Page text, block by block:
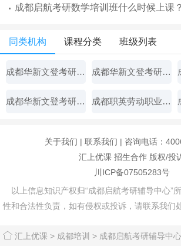
成都启航考研数学培训班什么时候上课？
同类机构 课程分类 班级列表
成都华新文登考研辅导中心 成都华新文登考研辅导中心
成都华新文登考研辅导中心 成都职英劳动职业技能培训学校
关于我们 | 联系我们 | 咨询电话：
汇上优课 招生合作 版权/投
川ICP备07505283号
以上信息知识产权归“成都启航考研辅导中心”
性和合法性负责，如有侵权或投诉，请联系我们
汇上优课 > 成都培训 > 成都启航考研辅导中心